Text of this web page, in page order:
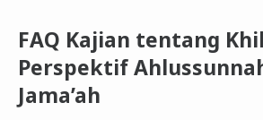
FAQ Kajian tentang
Perspektif
Jama’ah